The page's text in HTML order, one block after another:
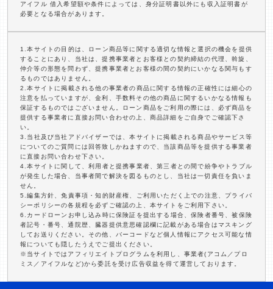
アイフル 借入希望額や条件によっては、身分証明書以外にも収入証明書が
必要となる場合があります。
1.本サイトの目的は、ローン商品等に関する適切な情報と選択の機会を提供
することにあり、当社は、提携事業者とお客様との契約締結の代理、斡旋、
仲介等の形態を問わず、提携事業者とお客様の間の契約にいかなる関与もす
るものではありません。
2.本サイトに掲載される他の事業者の商品に関する情報の正確性には細心の
注意を払っていますが、金利、手数料その他の商品に関するいかなる情報も
保証するものではございません。ローン商品をご利用の際には、必ず商品を
提供する事業者に直接お問い合わせの上、商品詳細をご自身でご確認下さ
い。
3.当社及び当社アドバイザーでは、本サイトに掲載される商品やサービス等
についてのご質問には回答致しかねますので、当該商品等を提供する事業者
に直接お問い合わせ下さい。
4.本サイトに関して、利用者と提携事業者、第三者との間で紛争やトラブル
が発生した場合、当事者間で解決を図るものとし、当社は一切責任を負いま
せん。
5.編集方針、免責事項・知的財産権、ご利用いただく上での注意、プライバ
シーポリシーの各規程を必ずご確認の上、本サイトをご利用下さい。
6.カードローンお申し込み時に保険証を提出する場合、保険者番号、被保険
者記号・番号、通院歴、臓器提供意思確認欄に記載がある場合はマスキング
してお送りください。その他、バーコードなど個人情報にアクセス可能な情
報についても隠したうえでご提出ください。
※当サイトではアフィリエイトプログラムを利用し、事業者(アコム／プロ
ミス／アイフルなど)から委託を受け広告収益を得て運営しております。